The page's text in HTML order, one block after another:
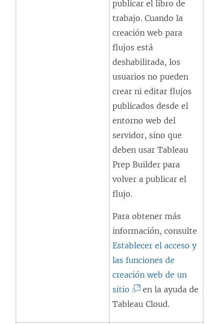
v
a
)
publicar el libro de
trabajo. Cuando la
creación web para
flujos está
deshabilitada, los
usuarios no pueden
crear ni editar flujos
publicados desde el
entorno web del
servidor, sino que
deben usar Tableau
Prep Builder para
volver a publicar el
flujo.
Para obtener más
información, consulte
Establecer el acceso y
las funciones de
creación web de un
sitio
E
en la ayuda de
Tableau Cloud.